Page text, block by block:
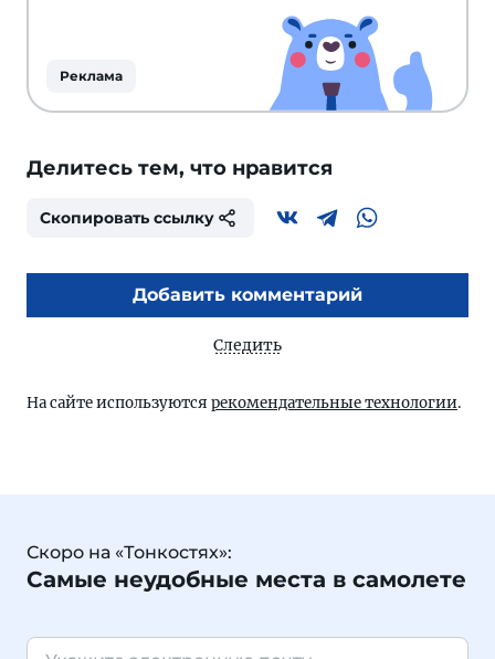
Реклама
Делитесь тем, что нравится
Скопировать ссылку
Добавить комментарий
Следить
На сайте используются рекомендательные технологии.
Скоро на «Тонкостях»:
Самые неудобные места в самолете